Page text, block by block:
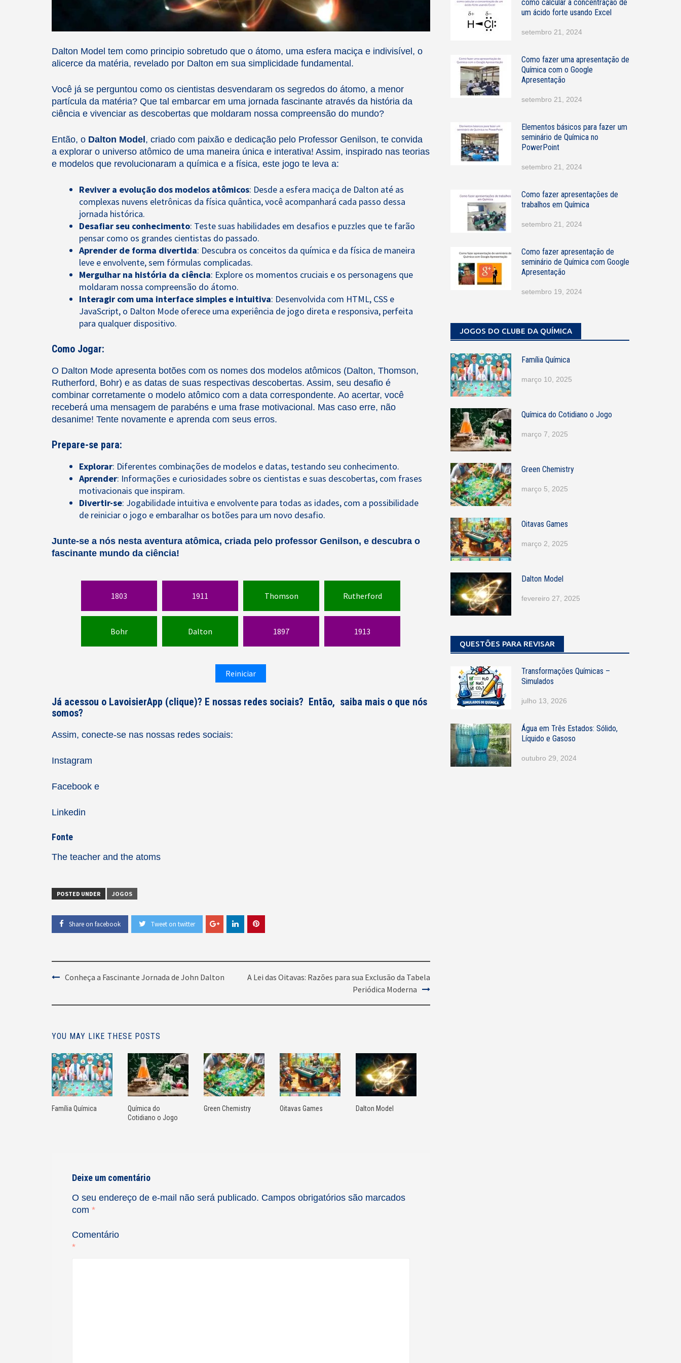
Dalton Model tem como principio sobretudo que o átomo, uma esfera maciça e indivisível, o
alicerce da matéria, revelado por Dalton em sua simplicidade fundamental.
Você já se perguntou como os cientistas desvendaram os segredos do átomo, a menor
partícula da matéria? Que tal embarcar em uma jornada fascinante através da história da
ciência e vivenciar as descobertas que moldaram nossa compreensão do mundo?
Então, o Dalton Model, criado com paixão e dedicação pelo Professor Genilson, te convida
a explorar o universo atômico de uma maneira única e interativa! Assim, inspirado nas teorias
e modelos que revolucionaram a química e a física, este jogo te leva a:
Reviver a evolução dos modelos atômicos: Desde a esfera maciça de Dalton até as
complexas nuvens eletrônicas da física quântica, você acompanhará cada passo dessa
jornada histórica.
Desafiar seu conhecimento: Teste suas habilidades em desafios e puzzles que te farão
pensar como os grandes cientistas do passado.
Aprender de forma divertida: Descubra os conceitos da química e da física de maneira
leve e envolvente, sem fórmulas complicadas.
Mergulhar na história da ciência: Explore os momentos cruciais e os personagens que
moldaram nossa compreensão do átomo.
Interagir com uma interface simples e intuitiva: Desenvolvida com HTML, CSS e
JavaScript, o Dalton Mode oferece uma experiência de jogo direta e responsiva, perfeita
para qualquer dispositivo.
Como Jogar:
O Dalton Mode apresenta botões com os nomes dos modelos atômicos (Dalton, Thomson,
Rutherford, Bohr) e as datas de suas respectivas descobertas. Assim, seu desafio é
combinar corretamente o modelo atômico com a data correspondente. Ao acertar, você
receberá uma mensagem de parabéns e uma frase motivacional. Mas caso erre, não
desanime! Tente novamente e aprenda com seus erros.
Prepare-se para:
Explorar: Diferentes combinações de modelos e datas, testando seu conhecimento.
Aprender: Informações e curiosidades sobre os cientistas e suas descobertas, com frases
motivacionais que inspiram.
Divertir-se: Jogabilidade intuitiva e envolvente para todas as idades, com a possibilidade
de reiniciar o jogo e embaralhar os botões para um novo desafio.
Junte-se a nós nesta aventura atômica, criada pelo professor Genilson, e descubra o
fascinante mundo da ciência!
1803 1911 Thomson Rutherford
Bohr Dalton 1897 1913
Reiniciar
Já acessou o LavoisierApp (clique)? E nossas redes sociais? Então, saiba mais o que nós
somos?
Assim, conecte-se nas nossas redes sociais:
Instagram
Facebook e
Linkedin
Fonte
The teacher and the atoms
POSTED UNDER JOGOS
Share on facebook Tweet on twitter
Post
Navigation
Conheça a Fascinante Jornada de John Dalton
A Lei das Oitavas: Razões para sua Exclusão da Tabela
Periódica Moderna
YOU MAY LIKE THESE POSTS
Família Química
Química do
Cotidiano o Jogo
Green Chemistry Oitavas Games Dalton Model
Deixe um comentário
O seu endereço de e-mail não será publicado. Campos obrigatórios são marcados
com *
Comentário
*
como calcular a concentração de
um ácido forte usando Excel
setembro 21, 2024
Como fazer uma apresentação de
Química com o Google
Apresentação
setembro 21, 2024
Elementos básicos para fazer um
seminário de Química no
PowerPoint
setembro 21, 2024
Como fazer apresentações de
trabalhos em Química
setembro 21, 2024
Como fazer apresentação de
seminário de Química com Google
Apresentação
setembro 19, 2024
JOGOS DO CLUBE DA QUÍMICA
Família Química
março 10, 2025
Química do Cotidiano o Jogo
março 7, 2025
Green Chemistry
março 5, 2025
Oitavas Games
março 2, 2025
Dalton Model
fevereiro 27, 2025
QUESTÕES PARA REVISAR
Transformações Químicas –
Simulados
julho 13, 2026
Água em Três Estados: Sólido,
Líquido e Gasoso
outubro 29, 2024